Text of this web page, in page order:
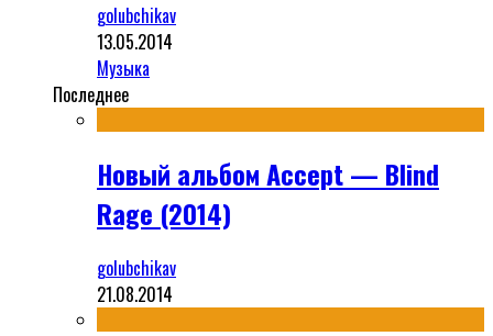
golubchikav
13.05.2014
Музыка
Последнее
Новый альбом Accept — Blind
Rage (2014)
golubchikav
21.08.2014